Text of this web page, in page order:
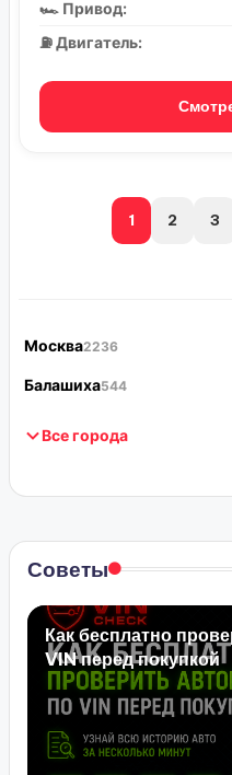
🏎️ Привод:
⛽ Двигатель:
1 2 3
Москва2236
Балашиха544
Все города
Советы
Как бесплатно
VIN перед покупкой